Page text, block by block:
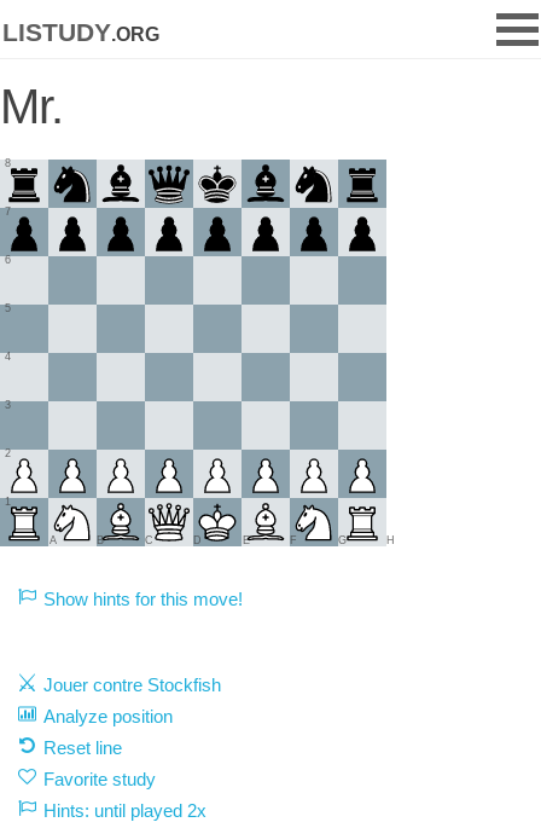
listudy.org
Mr.
1
2
3
4
5
6
7
8
A B C D E F G H
Show hints for this move!
Jouer contre Stockfish
Analyze position
Reset line
Favorite study
Hints: until played 2x